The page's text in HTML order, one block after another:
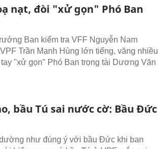
nạt, đòi "xử gọn" Phó Ban
Ban kiểm tra VFF Nguyễn Nam
Trần Mạnh Hùng lớn tiếng, văng nhiều
"xử gọn" Phó Ban trọng tài Dương Văn
bầu Tú sai nước cờ: Bầu Đức
như đúng ý với bầu Đức khi ban